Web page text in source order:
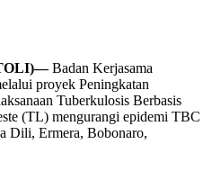
Badan Kerjasama
proyek Peningkatan
Tuberkulosis Berbasis
(TL) mengurangi epidemi TBC
Dili, Ermera, Bobonaro,